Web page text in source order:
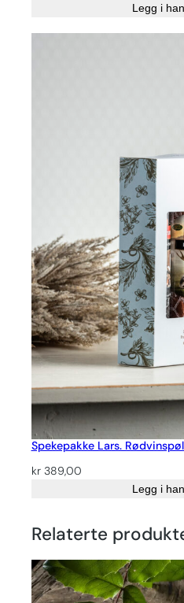
Legg i
Spekepakke Lars.
kr389,00
Legg i
Relaterte